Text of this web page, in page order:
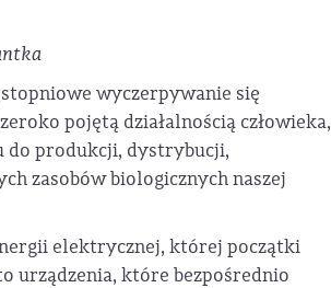
wyczerpywanie się
pojętą działalnością człowieka,
do produkcji, dystrybucji,
zasobów biologicznych naszej
elektrycznej, której początki
urządzenia, które bezpośrednio